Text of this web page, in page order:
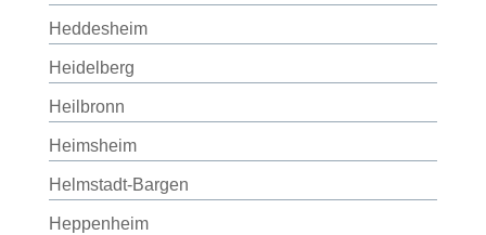
Heddesheim
Heidelberg
Heilbronn
Heimsheim
Helmstadt-Bargen
Heppenheim